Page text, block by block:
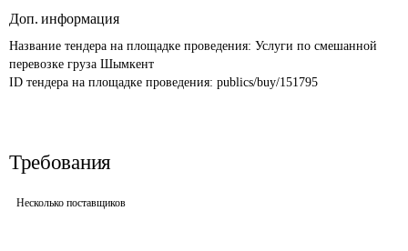
Доп. информация
Название тендера на площадке проведения: Услуги по смешанной
перевозке груза Шымкент
ID тендера на площадке проведения: publics/buy/151795
Требования
Несколько поставщиков